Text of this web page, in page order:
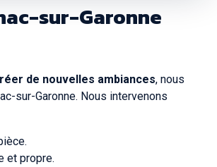
sur-Garonne
de nouvelles ambiances, nous
sur-Garonne. Nous intervenons
et propre.